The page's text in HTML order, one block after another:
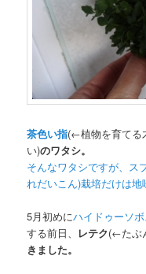
茶色い指(←植物を育てる
い)のワタシ。
そんなワタシですが、ス
れだいこん)栽培だけは地
5月初めにハイドゥーソ
する前日、
レテク(←たぶ
きました。